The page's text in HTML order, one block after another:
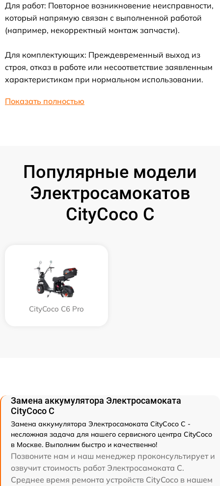
Для работ: Повторное возникновение неисправности,
который напрямую связан с выполненной работой
(например, некорректный монтаж запчасти).
Для комплектующих: Преждевременный выход из
строя, отказ в работе или несоответствие заявленным
характеристикам при нормальном использовании.
Показать полностью
Популярные модели
Электросамокатов
CityCoco C
CityCoco C6 Pro
Замена аккумулятора Электросамоката
CityCoco C
Замена аккумулятора Электросамоката CityCoco C -
несложная задача для нашего сервисного центра CityCoco
в Москве. Выполним быстро и качественно!
Позвоните нам и наш менеджер проконсультирует и
озвучит стоимость работ Электросамоката C.
Среднее время ремонта устройств CityCoco в нашем